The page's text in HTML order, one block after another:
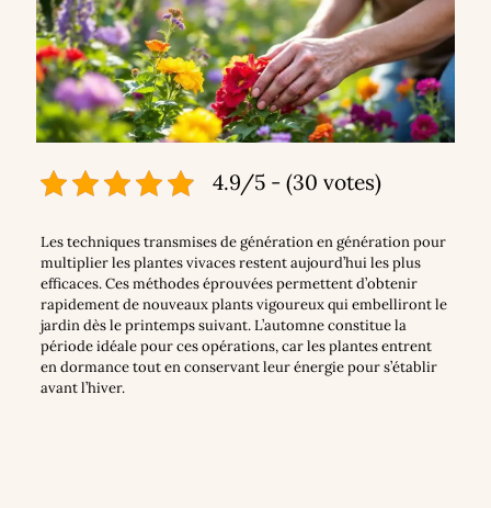
4.9/5 - (30 votes)
Les techniques transmises de génération en génération pour
multiplier les plantes vivaces restent aujourd’hui les plus
efficaces. Ces méthodes éprouvées permettent d’obtenir
rapidement de nouveaux plants vigoureux qui embelliront le
jardin dès le printemps suivant. L’automne constitue la
période idéale pour ces opérations, car les plantes entrent
en dormance tout en conservant leur énergie pour s’établir
avant l’hiver.